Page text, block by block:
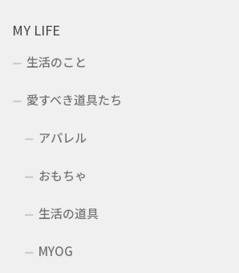
MY LIFE
生活のこと
愛すべき道具たち
アパレル
おもちゃ
生活の道具
MYOG